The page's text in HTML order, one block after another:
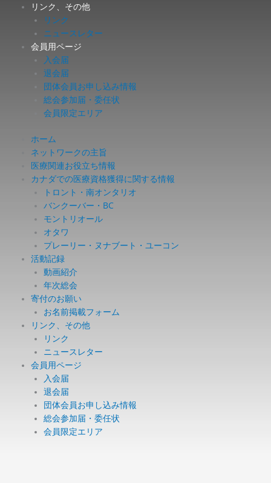
リンク、その他
リンク
ニュースレター
会員用ページ
入会届
退会届
団体会員お申し込み情報
総会参加届・委任状
会員限定エリア
ホーム
ネットワークの主旨
医療関連お役立ち情報
カナダでの医療資格獲得に関する情報
トロント・南オンタリオ
バンクーバー・BC
モントリオール
オタワ
プレーリー・ヌナブート・ユーコン
活動記録
動画紹介
年次総会
寄付のお願い
お名前掲載フォーム
リンク、その他
リンク
ニュースレター
会員用ページ
入会届
退会届
団体会員お申し込み情報
総会参加届・委任状
会員限定エリア